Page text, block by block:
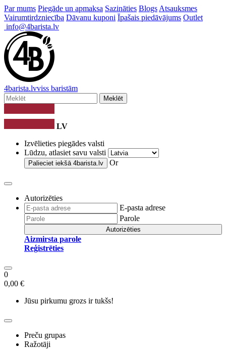
Par mums Piegāde un apmaksa Sazināties Blogs Atsauksmes
Vairumtirdzniecība Dāvanu kuponi Īpašais piedāvājums Outlet
info@4barista.lv
4barista.lvviss baristām
Meklēt
LV
Izvēlieties piegādes valsti
Lūdzu, atlasiet savu valsti
Palieciet iekšā 4barista.lv Or
Autorizēties
E-pasta adrese
Parole
Autorizēties
Aizmirsta parole
Reģistrēties
0
0,00 €
Jūsu pirkumu grozs ir tukšs!
Preču grupas
Ražotāji